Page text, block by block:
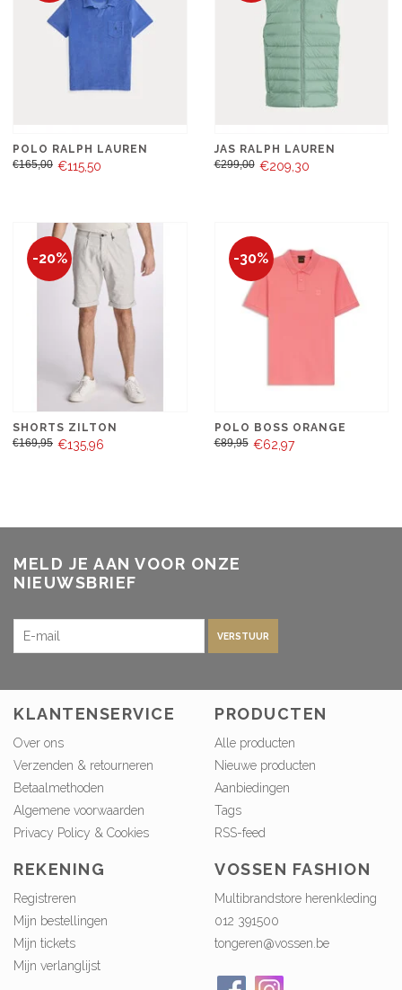
POLO RALPH LAUREN
€165,00 €115,50
JAS RALPH LAUREN
€299,00 €209,30
-20%
SHORTS ZILTON
€169,95 €135,96
-30%
POLO BOSS ORANGE
€89,95 €62,97
MELD JE AAN VOOR ONZE
NIEUWSBRIEF
VERSTUUR
KLANTENSERVICE
Over ons
Verzenden & retourneren
Betaalmethoden
Algemene voorwaarden
Privacy Policy & Cookies
PRODUCTEN
Alle producten
Nieuwe producten
Aanbiedingen
Tags
RSS-feed
REKENING
Registreren
Mijn bestellingen
Mijn tickets
Mijn verlanglijst
VOSSEN FASHION
Multibrandstore herenkleding
012 391500
tongeren@vossen.be